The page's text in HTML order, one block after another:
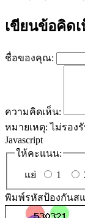
เขียนข้อคิด
ชื่อของคุณ:
ความคิดเห็น:
หมายเหตุ: ไม่รอง
Javascript
ให้คะแนน:
แย่ 1
พิมพ์รหัสป้องกันส